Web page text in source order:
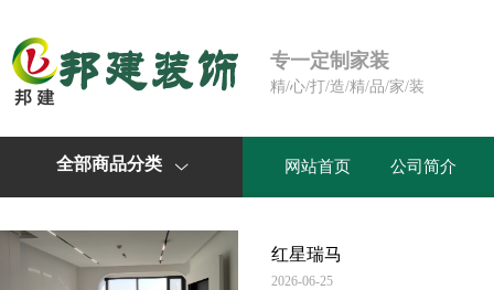
专一定制家装
精/心/打/造/精/品/家/装
全部商品分类  网站首页 公司简介
红星瑞马
2026-06-25